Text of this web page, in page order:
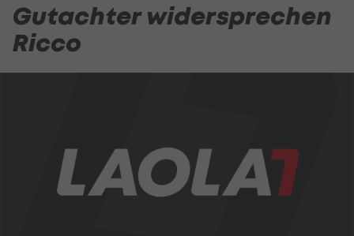
Gutachter widersprechen
Ricco